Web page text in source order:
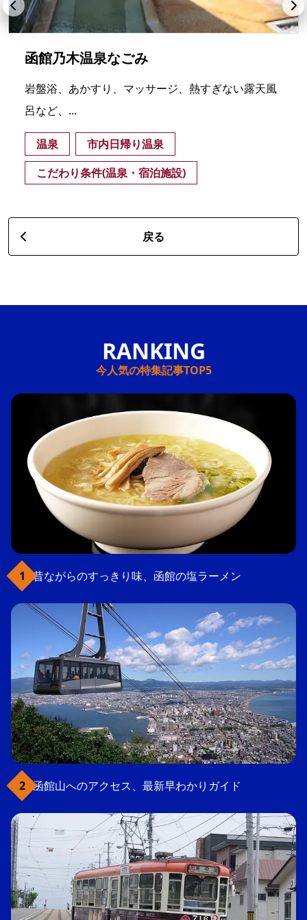
函館乃木温泉なごみ
岩盤浴、あかすり、マッサージ、熱すぎない露天風
呂など、...
温泉
市内日帰り温泉
こだわり条件(温泉・宿泊施設)
戻る
今人気の特集記事TOP5
昔ながらのすっきり味、函館の塩ラーメン
函館山へのアクセス、最新早わかりガイド